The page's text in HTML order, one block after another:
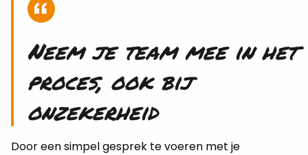
Neem je team mee in het
proces, ook bij
onzekerheid
Door een simpel gesprek te voeren met je